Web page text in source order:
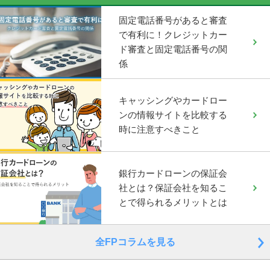
固定電話番号があると審査
で有利に！クレジットカー
ド審査と固定電話番号の関
係
キャッシングやカードロー
ンの情報サイトを比較する
時に注意すべきこと
銀行カードローンの保証会
社とは？保証会社を知るこ
とで得られるメリットとは
全FPコラムを見る